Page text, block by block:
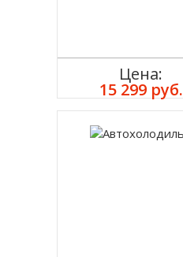
Цена:
15 299 руб.